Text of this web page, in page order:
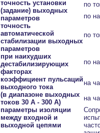
точность установки
(задание) выходных
параметров
по
по
точность
автоматической
стабилизации выходных
параметров
при наихудших
дестабилизирующих
факторах
по
по
коэффициент пульсаций
выходного тока
(в диапазоне выходных
токов 30 А - 300 А)
на
на
параметры изоляции
между входной и
выходной цепями